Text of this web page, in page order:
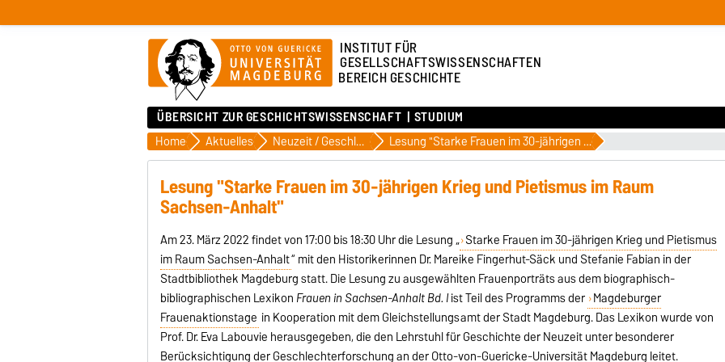
INSTITUT FÜR
GESELLSCHAFTSWISSENSCHAFTEN
BEREICH GESCHICHTE
ÜBERSICHT ZUR GESCHICHTSWISSENSCHAFT STUDIUM
Home Aktuelles Neuzeit / Geschlechterforschung Lesung "Starke Frauen im 30-jährigen Krieg und Pietismus im Raum Sachsen-Anhalt"
Lesung "Starke Frauen im 30-jährigen Krieg und Pietismus im Raum
Sachsen-Anhalt"
Am 23. März 2022 findet von 17:00 bis 18:30 Uhr die Lesung „ Starke Frauen im 30-jährigen Krieg und Pietismus
im Raum Sachsen-Anhalt“ mit den Historikerinnen Dr. Mareike Fingerhut-Säck und Stefanie Fabian in der
Stadtbibliothek Magdeburg statt. Die Lesung zu ausgewählten Frauenporträts aus dem biographisch-
bibliographischen Lexikon Frauen in Sachsen-Anhalt Bd. Iist Teil des Programms der Magdeburger
Frauenaktionstage in Kooperation mit dem Gleichstellungsamt der Stadt Magdeburg. Das Lexikon wurde von
Prof. Dr. Eva Labouvie herausgegeben, die den Lehrstuhl für Geschichte der Neuzeit unter besonderer
Berücksichtigung der Geschlechterforschung an der Otto-von-Guericke-Universität Magdeburg leitet.